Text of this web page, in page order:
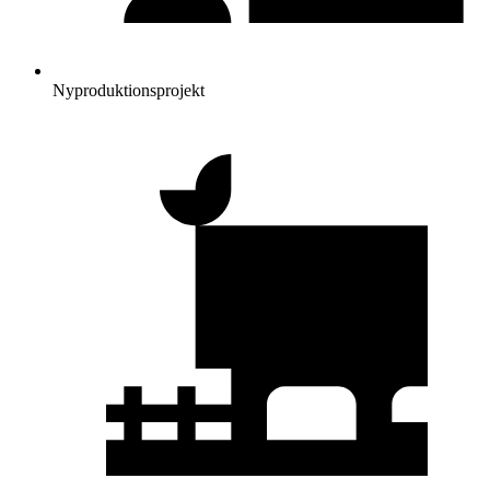
Nyproduktionsprojekt